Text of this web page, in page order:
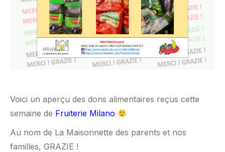
Voici un aperçu des dons alimentaires reçus cette
semaine de Fruiterie Milano
Au nom de La Maisonnette des parents et nos
familles, GRAZIE !